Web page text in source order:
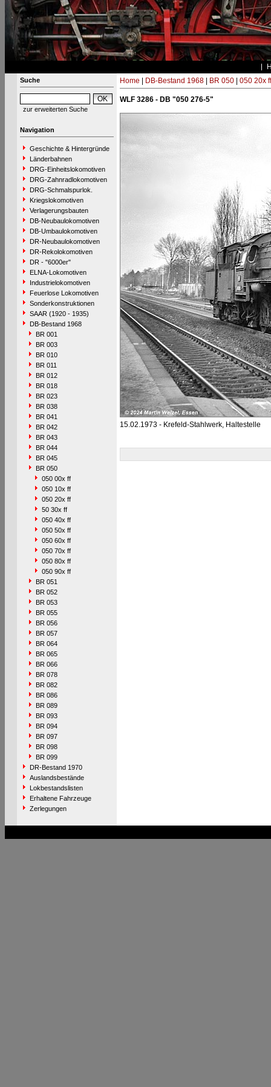
Suche
zur erweiterten Suche
Navigation
Geschichte & Hintergründe
Länderbahnen
DRG-Einheitslokomotiven
DRG-Zahnradlokomotiven
DRG-Schmalspurlok.
Kriegslokomotiven
Verlagerungsbauten
DB-Neubaulokomotiven
DB-Umbaulokomotiven
DR-Neubaulokomotiven
DR-Rekolokomotiven
DR - "6000er"
ELNA-Lokomotiven
Industrielokomotiven
Feuerlose Lokomotiven
Sonderkonstruktionen
SAAR (1920 - 1935)
DB-Bestand 1968
BR 001
BR 003
BR 010
BR 011
BR 012
BR 018
BR 023
BR 038
BR 041
BR 042
BR 043
BR 044
BR 045
BR 050
050 00x ff
050 10x ff
050 20x ff
50 30x ff
050 40x ff
050 50x ff
050 60x ff
050 70x ff
050 80x ff
050 90x ff
BR 051
BR 052
BR 053
BR 055
BR 056
BR 057
BR 064
BR 065
BR 066
BR 078
BR 082
BR 086
BR 089
BR 093
BR 094
BR 097
BR 098
BR 099
DR-Bestand 1970
Auslandsbestände
Lokbestandslisten
Erhaltene Fahrzeuge
Zerlegungen
Home DB-Bestand 1968| BR 050| 050 20x ff
WLF 3286 - DB "050 276-5"
15.02.1973 - Krefeld-Stahlwerk, Haltestelle